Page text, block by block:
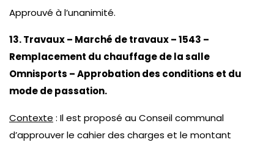
Approuvé à l’unanimité.
13. Travaux – Marché de travaux – 1543 –
Remplacement du chauffage de la salle
Omnisports – Approbation des conditions et du
mode de passation.
Contexte : Il est proposé au Conseil communal
d’approuver le cahier des charges et le montant